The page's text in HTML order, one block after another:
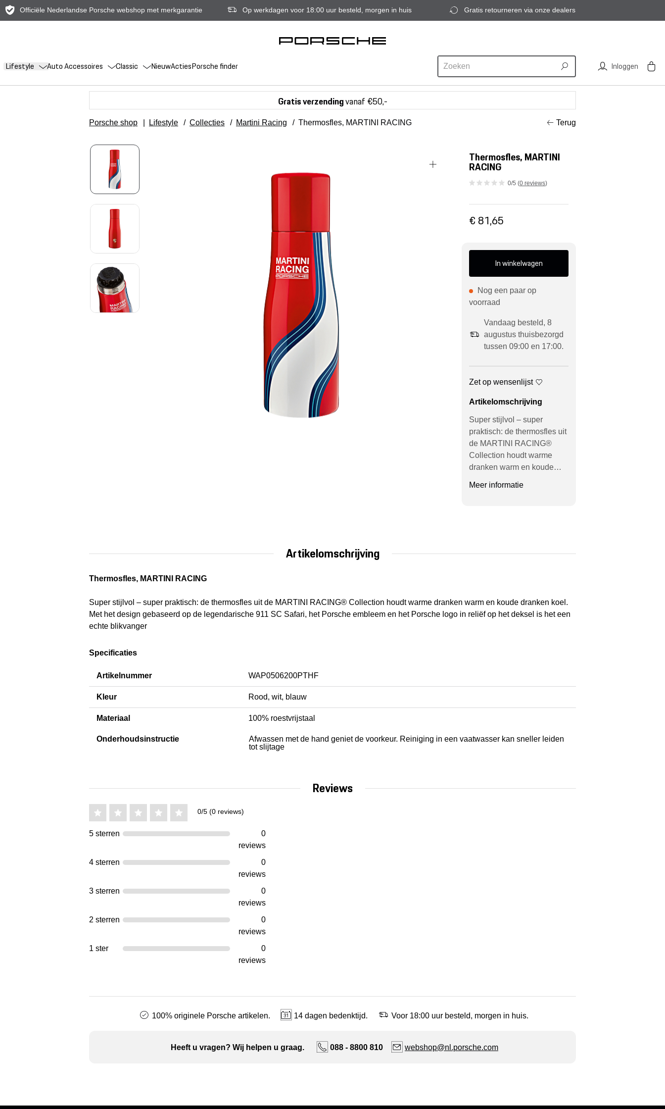
Officiële Nederlandse Porsche webshop met merkgarantie Op werkdagen voor 18:00 uur besteld, morgen in huis Gratis retourneren via onze dealers
Lifestyle Auto Accessoires Classic NieuwActiesPorsche finder Inloggen
Gratis verzendingvanaf €50,-
Porsche shop Lifestyle / Collecties / Martini Racing / Thermosfles, MARTINI RACING Terug
Thermosfles, MARTINI
RACING
0/5 (0 reviews)
€ 81,65
In winkelwagen
Nog een paar op
voorraad
Vandaag besteld, 8
augustus thuisbezorgd
tussen 09:00 en 17:00.
Zet op wensenlijst
Artikelomschrijving
Super stijlvol – super
praktisch: de thermosfles uit
de MARTINI RACING®
Collection houdt warme
dranken warm en koude…
Meer informatie
Artikelomschrijving
Thermosfles, MARTINI RACING
Super stijlvol – super praktisch: de thermosfles uit de MARTINI RACING® Collection houdt warme dranken warm en koude dranken koel.
Met het design gebaseerd op de legendarische 911 SC Safari, het Porsche embleem en het Porsche logo in reliëf op het deksel is het een
echte blikvanger
Specificaties
Artikelnummer WAP0506200PTHF
Kleur Rood, wit, blauw
Materiaal 100% roestvrijstaal
Onderhoudsinstructie
Afwassen met de hand geniet de voorkeur. Reiniging in een vaatwasser kan sneller leiden
tot slijtage
Reviews
0/5 (0 reviews)
5 sterren
0
reviews
4 sterren
0
reviews
3 sterren
0
reviews
2 sterren
0
reviews
1 ster
0
reviews
100% originele Porsche artikelen. 14 dagen bedenktijd. Voor 18:00 uur besteld, morgen in huis.
Heeft u vragen? Wij helpen u graag. 088 - 8800 810 webshop@nl.porsche.com